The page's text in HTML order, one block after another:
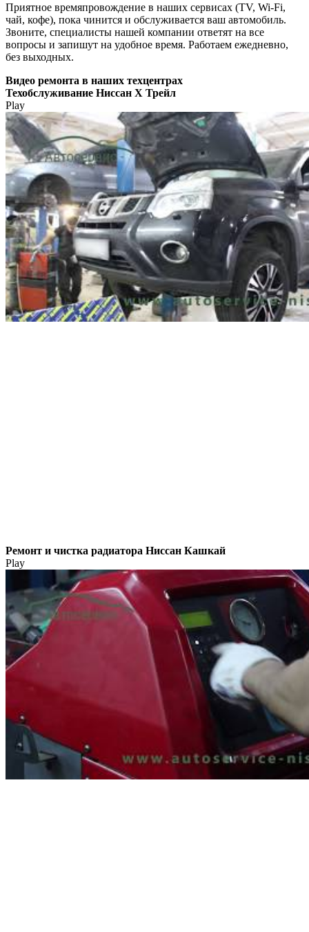
Приятное времяпровождение в наших сервисах (TV, Wi-Fi,
чай, кофе), пока чинится и обслуживается ваш автомобиль.
Звоните, специалисты нашей компании ответят на все
вопросы и запишут на удобное время. Работаем ежедневно,
без выходных.
Видео ремонта в наших техцентрах
Техобслуживание Ниссан Х Трейл
Play
Ремонт и чистка радиатора Ниссан Кашкай
Play